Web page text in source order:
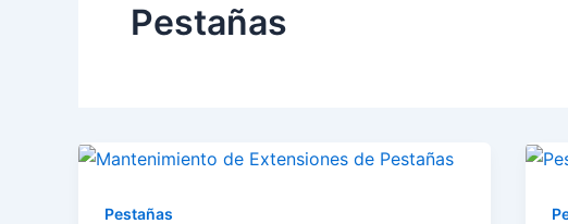
Pestañas
Pestañas